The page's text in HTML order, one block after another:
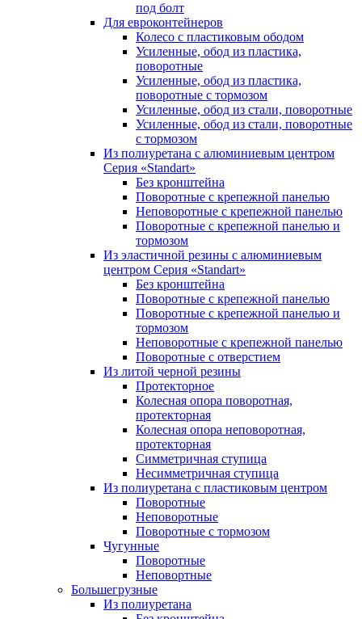
под болт
Для евроконтейнеров
Колесо с пластиковым ободом
Усиленные, обод из пластика,
поворотные
Усиленные, обод из пластика,
поворотные с тормозом
Усиленные, обод из стали, поворотные
Усиленные, обод из стали, поворотные
с тормозом
Из полиуретана с алюминиевым центром
Серия «Standart»
Без кронштейна
Поворотные с крепежной панелью
Неповоротные с крепежной панелью
Поворотные с крепежной панелью и
тормозом
Из эластичной резины с алюминиевым
центром Серия «Standart»
Без кронштейна
Поворотные с крепежной панелью
Поворотные с крепежной панелью и
тормозом
Неповоротные с крепежной панелью
Поворотные с отверстием
Из литой черной резины
Протекторное
Колесная опора поворотная,
протекторная
Колесная опора неповоротная,
протекторная
Симметричная ступица
Несимметричная ступица
Из полиуретана с пластиковым центром
Поворотные
Неповоротные
Поворотные с тормозом
Чугунные
Поворотные
Неповортные
Большегрузные
Из полиуретана